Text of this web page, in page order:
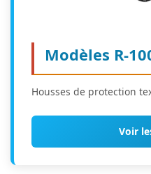
Modèles R-
Housses de protection
Voir